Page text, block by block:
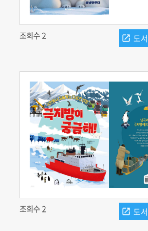
조회수 2
조회수 2